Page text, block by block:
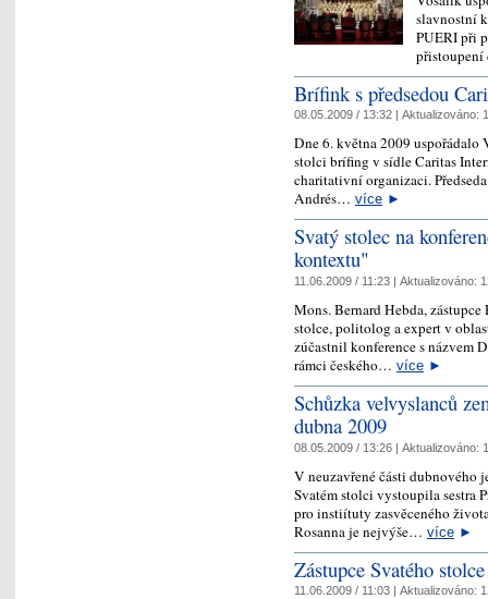
slavnostní
PUERI při
Brífink s předsedou
08.05.2009 / 13:32 | Aktualizováno:
Dne 6. května 2009
stolci brífing v sídle Caritas
charitativní organizaci.
Andrés… více ►
Svatý stolec na
kontextu"
11.06.2009 / 11:23 | Aktualizováno:
Mons. Bernard Hebda,
stolce, politolog a expert v
zúčastnil konference s názvem
rámci českého… více ►
Schůzka velvyslanců
dubna 2009
08.05.2009 / 13:26 | Aktualizováno:
V neuzavřené části dubnového
Svatém stolci vystoupila sestra
pro instiítuty zasvěceného
Rosanna je nejvýše… více ►
Zástupce Svatého
11.06.2009 / 11:03 | Aktualizováno: